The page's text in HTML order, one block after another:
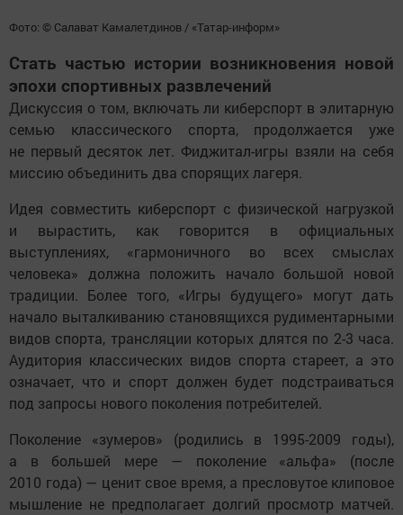
Фото: © Салават Камалетдинов / «Татар-информ»
Стать частью истории возникновения новой
эпохи спортивных развлечений
Дискуссия о том, включать ли киберспорт в элитарную
семью классического спорта, продолжается уже
не первый десяток лет. Фиджитал-игры взяли на себя
миссию объединить два спорящих лагеря.
Идея совместить киберспорт с физической нагрузкой
и вырастить, как говорится в официальных
выступлениях, «гармоничного во всех смыслах
человека» должна положить начало большой новой
традиции. Более того, «Игры будущего» могут дать
начало выталкиванию становящихся рудиментарными
видов спорта, трансляции которых длятся по 2-3 часа.
Аудитория классических видов спорта стареет, а это
означает, что и спорт должен будет подстраиваться
под запросы нового поколения потребителей.
Поколение «зумеров» (родились в 1995-2009 годы),
а в большей мере — поколение «альфа» (после
2010 года) — ценит свое время, а пресловутое клиповое
мышление не предполагает долгий просмотр матчей.